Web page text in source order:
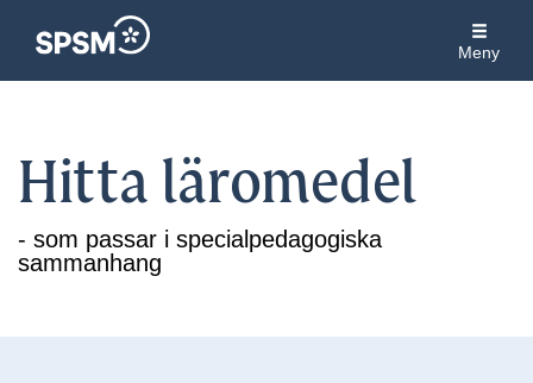
Meny
Hitta läromedel
- som passar i specialpedagogiska
sammanhang